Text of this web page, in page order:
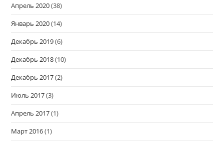
Апрель 2020(38)
Январь 2020(14)
Декабрь 2019(6)
Декабрь 2018(10)
Декабрь 2017(2)
Июль 2017(3)
Апрель 2017(1)
Март 2016(1)